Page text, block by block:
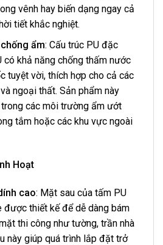
vênh hay biến dạng ngay cả
tiết khắc nghiệt.
ẩm: Cấu trúc PU đặc
có khả năng chống thấm nước
tuyệt vời, thích hợp cho cả các
ngoại thất. Sản phẩm này
các môi trường ẩm ướt
tắm hoặc các khu vực ngoài
Hoạt
cao: Mặt sau của tấm PU
được thiết kế để dễ dàng bám
thi công như tường, trần nhà
này giúp quá trình lắp đặt trở